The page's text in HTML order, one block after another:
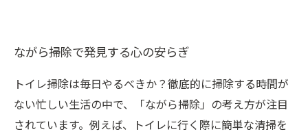
ながら掃除で発見する心の安らぎ
トイレ掃除は毎日やるべきか？徹底的に掃除する時間が
ない忙しい生活の中で、「ながら掃除」の考え方が注目
されています。例えば、トイレに行く際に簡単な清掃を